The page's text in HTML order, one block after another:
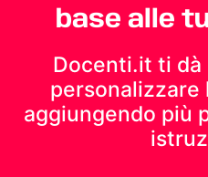
base alle
Docenti.it ti dà
personalizzare
aggiungendo più